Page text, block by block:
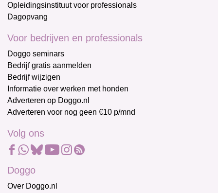
Opleidingsinstituut voor professionals
Dagopvang
Voor bedrijven en professionals
Doggo seminars
Bedrijf gratis aanmelden
Bedrijf wijzigen
Informatie over werken met honden
Adverteren op Doggo.nl
Adverteren voor nog geen €10 p/mnd
Volg ons
Doggo
Over Doggo.nl